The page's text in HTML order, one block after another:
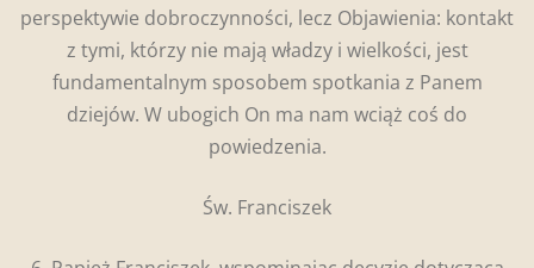
perspektywie dobroczynności, lecz Objawienia: kontakt
z tymi, którzy nie mają władzy i wielkości, jest
fundamentalnym sposobem spotkania z Panem
dziejów. W ubogich On ma nam wciąż coś do
powiedzenia.
Św. Franciszek